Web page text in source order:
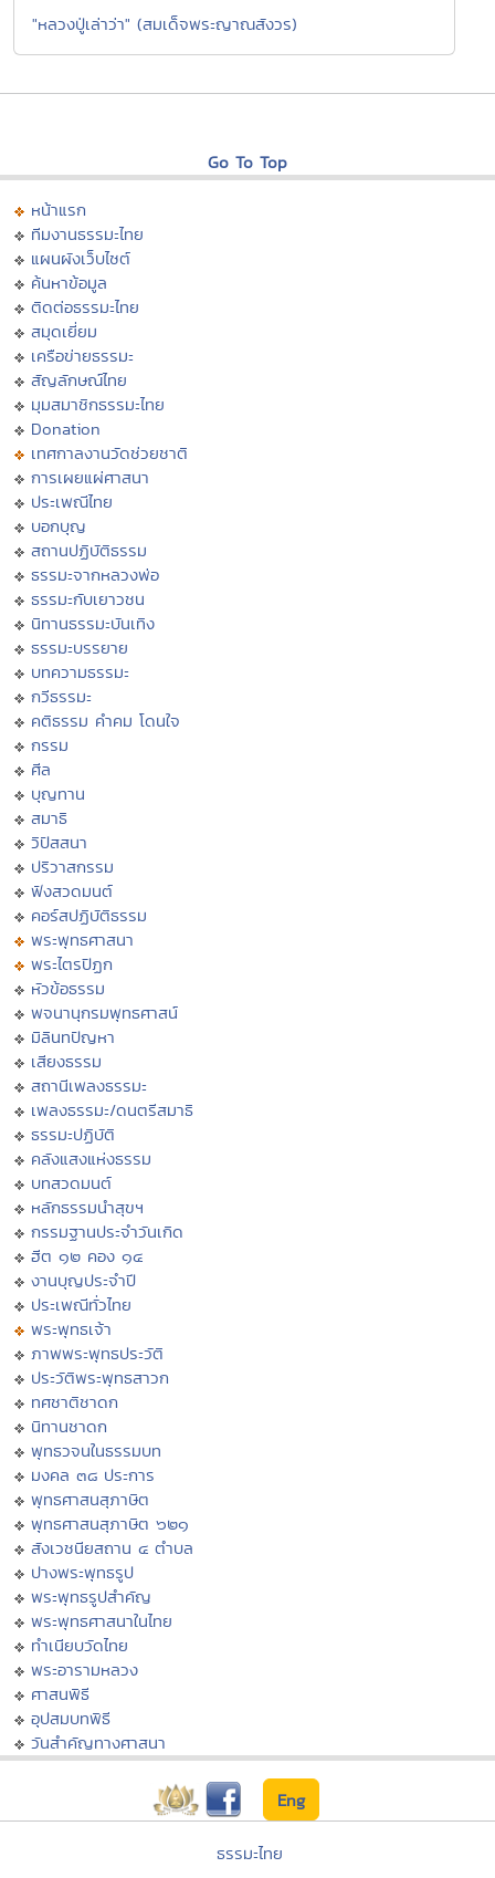
"หลวงปู่เล่าว่า" (สมเด็จพระญาณสังวร)
Go To Top
หน้าแรก
ทีมงานธรรมะไทย
แผนผังเว็บไซต์
ค้นหาข้อมูล
ติดต่อธรรมะไทย
สมุดเยี่ยม
เครือข่ายธรรมะ
สัญลักษณ์ไทย
มุมสมาชิกธรรมะไทย
Donation
เทศกาลงานวัดช่วยชาติ
การเผยแผ่ศาสนา
ประเพณีไทย
บอกบุญ
สถานปฏิบัติธรรม
ธรรมะจากหลวงพ่อ
ธรรมะกับเยาวชน
นิทานธรรมะบันเทิง
ธรรมะบรรยาย
บทความธรรมะ
กวีธรรมะ
คติธรรม คำคม โดนใจ
กรรม
ศีล
บุญทาน
สมาธิ
วิปัสสนา
ปริวาสกรรม
ฟังสวดมนต์
คอร์สปฏิบัติธรรม
พระพุทธศาสนา
พระไตรปิฏก
หัวข้อธรรม
พจนานุกรมพุทธศาสน์
มิลินทปัญหา
เสียงธรรม
สถานีเพลงธรรมะ
เพลงธรรมะ/ดนตรีสมาธิ
ธรรมะปฏิบัติ
คลังแสงแห่งธรรม
บทสวดมนต์
หลักธรรมนำสุขฯ
กรรมฐานประจำวันเกิด
ฮีต ๑๒ คอง ๑๔
งานบุญประจำปี
ประเพณีทั่วไทย
พระพุทธเจ้า
ภาพพระพุทธประวัติ
ประวัติพระพุทธสาวก
ทศชาติชาดก
นิทานชาดก
พุทธวจนในธรรมบท
มงคล ๓๘ ประการ
พุทธศาสนสุภาษิต
พุทธศาสนสุภาษิต ๖๒๑
สังเวชนียสถาน ๔ ตำบล
ปางพระพุทธรูป
พระพุทธรูปสำคัญ
พระพุทธศาสนาในไทย
ทำเนียบวัดไทย
พระอารามหลวง
ศาสนพิธี
อุปสมบทพิธี
วันสำคัญทางศาสนา
Eng
ธรรมะไทย